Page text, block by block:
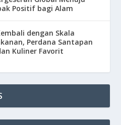
Positif bagi Alam
dengan Skala
Perdana Santapan
Kuliner Favorit